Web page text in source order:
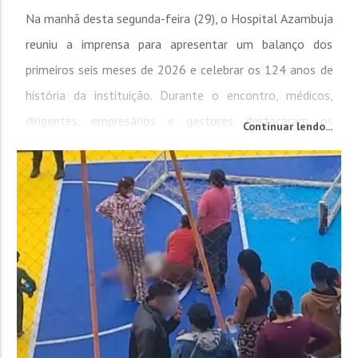
Na manhã desta segunda-feira (29), o Hospital Azambuja
reuniu a imprensa para apresentar um balanço dos
primeiros seis meses de 2026 e celebrar os 124 anos de
história da instituição. Durante o encontro, médicos,
dirigentes, empresários e gestores destacaram os
desafios para sustentar o crescimento do hospital. O
diretor administrativo do Hospital Azambuja, Gilberto...
Continuar lendo...